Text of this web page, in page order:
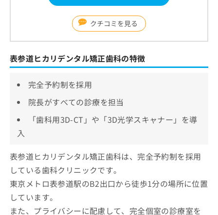
クチコミを見る
表参道ヒカリデンタル矯正歯科の特徴
完全予約制を採用
院長がすべての診療を担当
「歯科用3D-CT」や「3D光学スキャナー」を導
入
表参道ヒカリデンタル矯正歯科は、完全予約制を採用
している歯科クリニックです。
東京メトロ表参道駅のB2出口から徒歩1分の場所に位置
しています。
また、プライバシーに配慮して、完全個室の診療室を